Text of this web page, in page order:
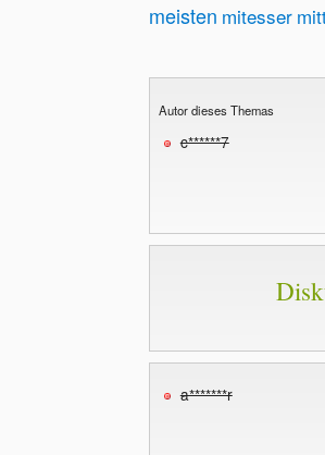
meisten mitesser
Autor dieses Themas
c******7
a*******r